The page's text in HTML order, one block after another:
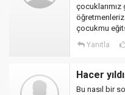
çocukmu
Yanıtla
Hacer
Bu nasıl bir